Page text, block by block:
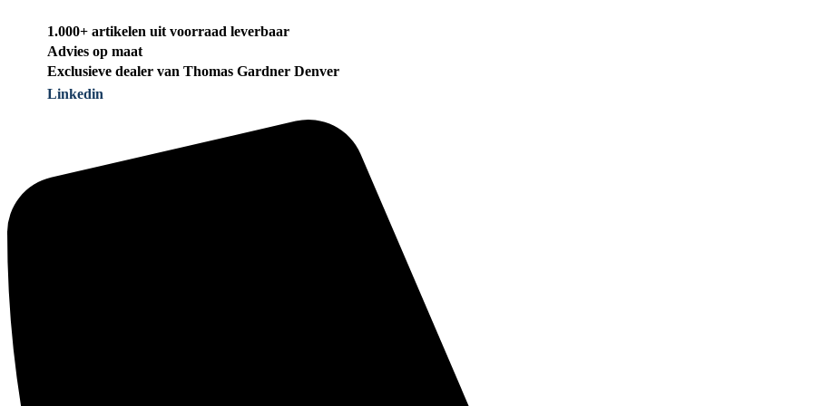
1.000+ artikelen uit voorraad leverbaar
Advies op maat
Exclusieve dealer van Thomas Gardner Denver
Linkedin